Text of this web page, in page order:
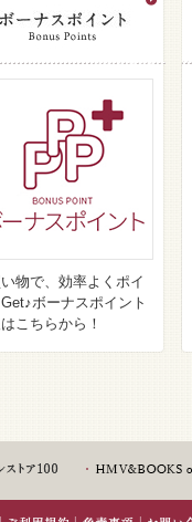
物で、効率よくポイ
ボーナスポイント
こちらから！